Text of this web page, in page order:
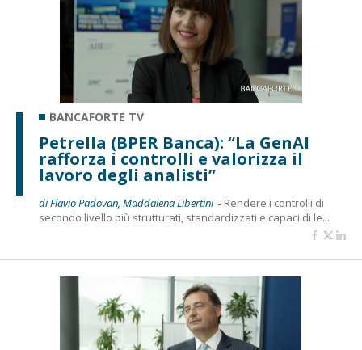
BANCAFORTE TV
Petrella (BPER Banca): “La GenAI
rafforza i controlli e valorizza il
lavoro degli analisti”
di Flavio Padovan, Maddalena Libertini - Rendere i controlli di
secondo livello più strutturati, standardizzati e capaci di le...